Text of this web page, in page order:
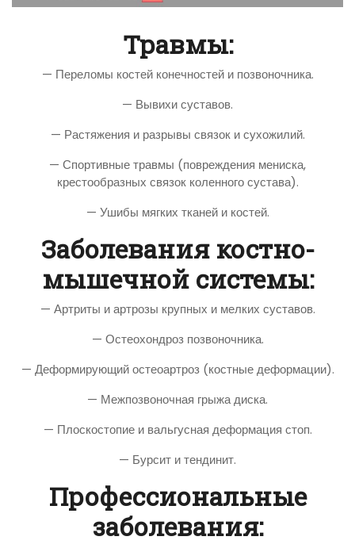
Травмы:
— Переломы костей конечностей и позвоночника.
— Вывихи суставов.
— Растяжения и разрывы связок и сухожилий.
— Спортивные травмы (повреждения мениска,
крестообразных связок коленного сустава).
— Ушибы мягких тканей и костей.
Заболевания костно-
мышечной системы:
— Артриты и артрозы крупных и мелких суставов.
— Остеохондроз позвоночника.
— Деформирующий остеоартроз (костные деформации).
— Межпозвоночная грыжа диска.
— Плоскостопие и вальгусная деформация стоп.
— Бурсит и тендинит.
Профессиональные
заболевания: